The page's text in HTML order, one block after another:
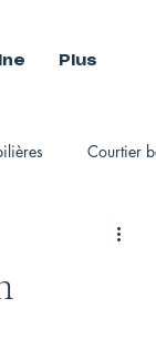
Plus
Courtier